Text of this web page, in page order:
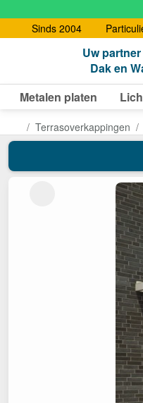
Sinds 2004
Uw
Dak en
Metalen platen
Terrasoverkappingen